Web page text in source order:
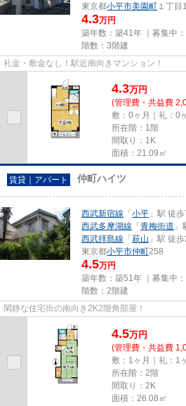
東京都小平市美園町 １丁目
4.3万円
築年数：築41年 ｜募集中：
階数：3階建
礼金・敷金なし！駅近南向きマンション！
4.3万円
(管理費・共益費
敷：0ヶ月｜礼：0
所在階：1階
間取り：1K
面積：21.09㎡
賃貸｜アパート 仲町ハイツ
西武新宿線 「 小平 」駅 徒
西武多摩湖線 「 青梅街道
西武拝島線 「 萩山 」駅 徒
東京都小平市仲町258
4.5万円
築年数：築51年 ｜募集中：
階数：2階建
閑静な住宅街の南向き2K2階角部屋！
4.5万円
(管理費・共益費
敷：1ヶ月｜礼：1
所在階：2階
間取り：2K
面積：26.08㎡